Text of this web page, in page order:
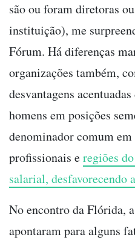
são ou foram diretoras
instituição), me
Fórum. Há diferenças
organizações também,
desvantagens
homens em posições
denominador comum em
profissionais eregiões
salarial, desfavorecendo
No encontro da Flórida,
apontaram para alguns